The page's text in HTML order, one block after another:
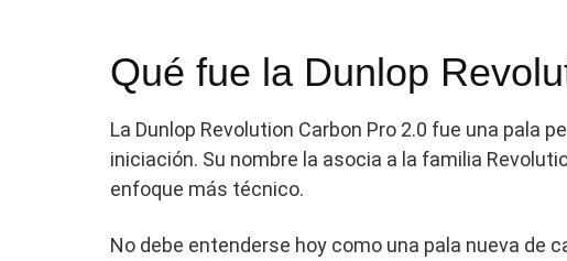
Qué fue la Dunlop
La Dunlop Revolution Carbon Pro 2.0 fue una pala
iniciación. Su nombre la asocia a la familia
enfoque más técnico.
No debe entenderse hoy como una pala nueva de